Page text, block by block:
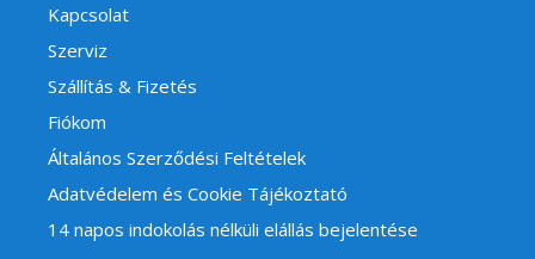
Kapcsolat
Szerviz
Szállítás & Fizetés
Fiókom
Általános Szerződési Feltételek
Adatvédelem és Cookie Tájékoztató
14 napos indokolás nélküli elállás bejelentése